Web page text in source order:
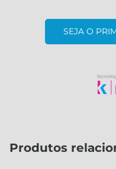
SEJA O
Produtos